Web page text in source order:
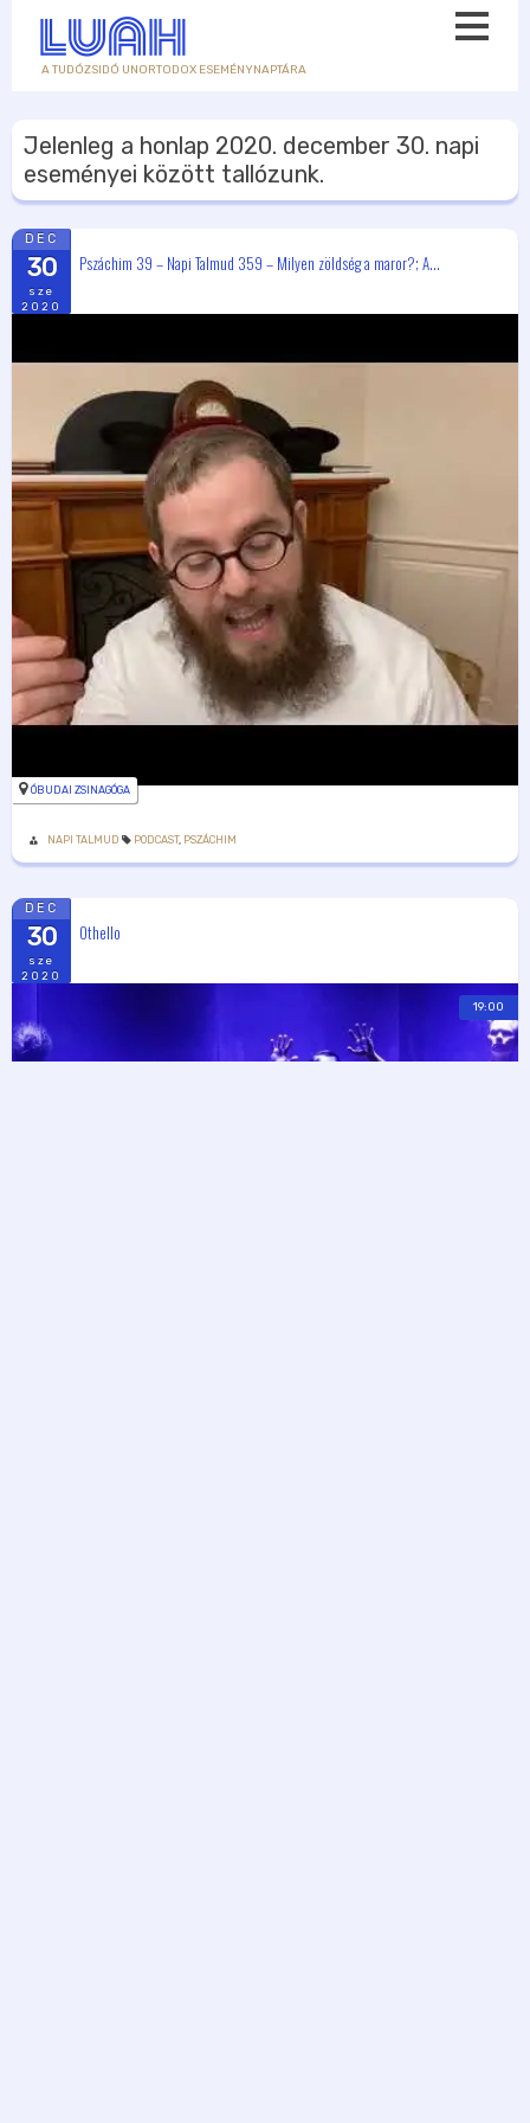
A TUDÓZSIDÓ UNORTODOX ESEMÉNYNAPTÁRA
Jelenleg a honlap 2020. december 30. napi
eseményei között tallózunk.
DEC
30
sze
2020
Pszáchim 39 – Napi Talmud 359 – Milyen zöldség a maror?; A...
ÓBUDAI ZSINAGÓGA
NAPI TALMUD PODCAST, PSZÁCHIM
DEC
30
sze
2020
Othello
19:00